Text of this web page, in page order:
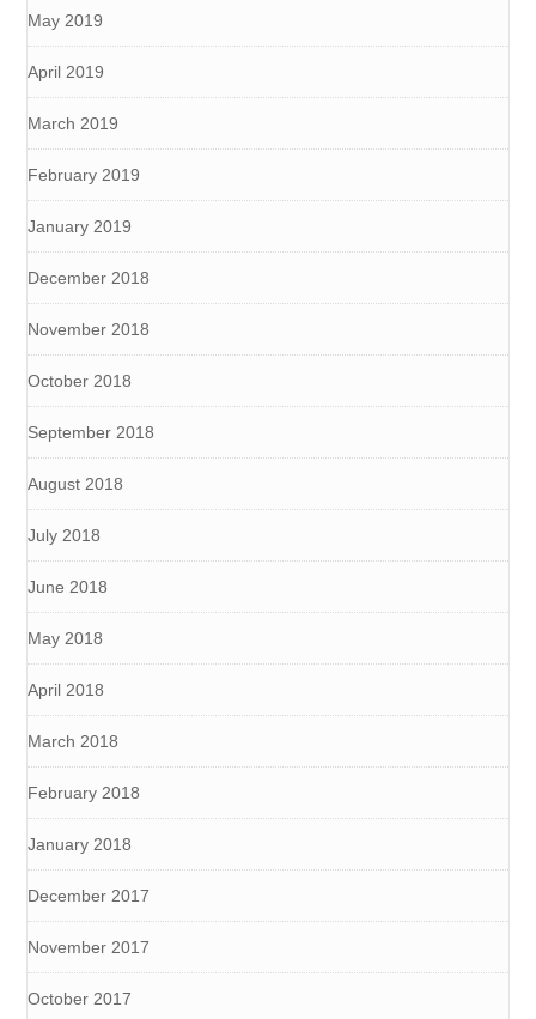
May 2019
April 2019
March 2019
February 2019
January 2019
December 2018
November 2018
October 2018
September 2018
August 2018
July 2018
June 2018
May 2018
April 2018
March 2018
February 2018
January 2018
December 2017
November 2017
October 2017